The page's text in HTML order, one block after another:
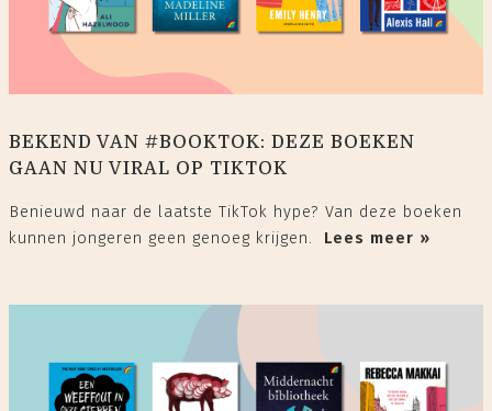
BEKEND VAN #BOOKTOK: DEZE BOEKEN
GAAN NU VIRAL OP TIKTOK
Benieuwd naar de laatste TikTok hype? Van deze boeken
kunnen jongeren geen genoeg krijgen. Lees meer »